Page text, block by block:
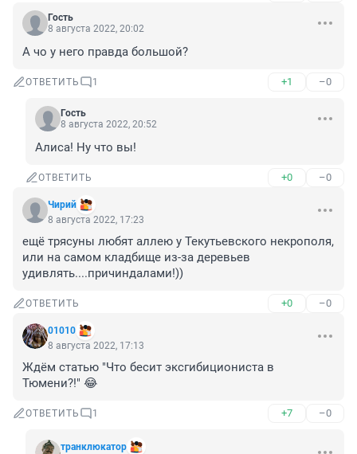
Гость
8 августа 2022, 20:02
А чо у него правда большой?
ОТВЕТИТЬ 1 +1 –0
Гость
8 августа 2022, 20:52
Алиса! Ну что вы!
ОТВЕТИТЬ +0 –0
Чирий
8 августа 2022, 17:23
ещё трясуны любят аллею у Текутьевского некрополя,
или на самом кладбище из-за деревьев
удивлять....причиндалами!))
ОТВЕТИТЬ +0 –0
01010
8 августа 2022, 17:13
Ждём статью "Что бесит эксгибициониста в
Тюмени?!" 😂
ОТВЕТИТЬ 1 +7 –0
транклюкатор